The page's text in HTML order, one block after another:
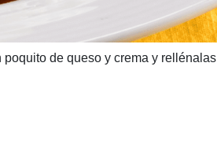
de queso y crema y rellénalas